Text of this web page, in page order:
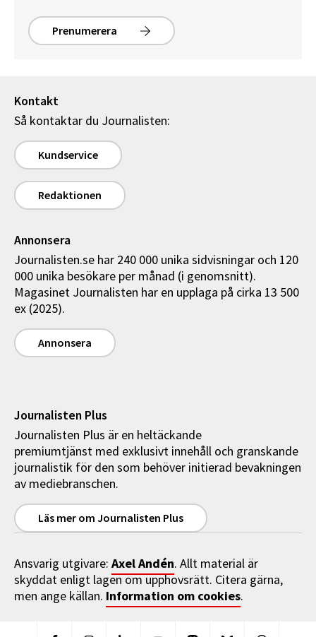
Prenumerera
Kontakt
Så kontaktar du Journalisten:
Kundservice
Redaktionen
Annonsera
Journalisten.se har 240 000 unika sidvisningar och 120
000 unika besökare per månad (i genomsnitt).
Magasinet Journalisten har en upplaga på cirka 13 500
ex (2025).
Annonsera
Journalisten Plus
Journalisten Plus är en heltäckande
premiumtjänst med exklusivt innehåll och granskande
journalistik för den som behöver initierad bevakningen
av mediebranschen.
Läs mer om Journalisten Plus
Ansvarig utgivare: Axel Andén. Allt material är
skyddat enligt lagen om upphovsrätt. Citera gärna,
men ange källan. Information om cookies.